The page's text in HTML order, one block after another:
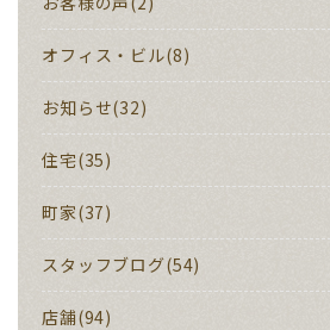
オフィス・ビル(8)
お知らせ(32)
住宅(35)
町家(37)
スタッフブログ(54)
店舗(94)